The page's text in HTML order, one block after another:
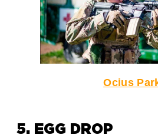
Ocius
5. EGG DROP